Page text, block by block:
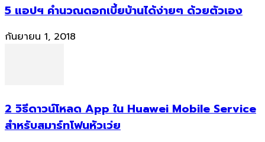
5 แอปฯ คำนวณดอกเบี้ยบ้านได้ง่ายๆ ด้วยตัวเอง
กันยายน 1, 2018
2 วิธีดาวน์โหลด App ใน Huawei Mobile Service
สำหรับสมาร์ทโฟนหัวเว่ย